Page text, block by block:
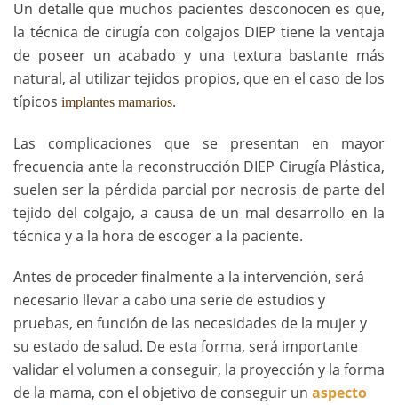
Un detalle que muchos pacientes desconocen es que,
la técnica de cirugía con colgajos DIEP tiene la ventaja
de poseer un acabado y una textura bastante más
natural, al utilizar tejidos propios, que en el caso de los
típicos implantes mamarios.
Las complicaciones que se presentan en mayor
frecuencia ante la reconstrucción DIEP Cirugía Plástica,
suelen ser la pérdida parcial por necrosis de parte del
tejido del colgajo, a causa de un mal desarrollo en la
técnica y a la hora de escoger a la paciente.
Antes de proceder finalmente a la intervención, será
necesario llevar a cabo una serie de estudios y
pruebas, en función de las necesidades de la mujer y
su estado de salud. De esta forma, será importante
validar el volumen a conseguir, la proyección y la forma
de la mama, con el objetivo de conseguir un aspecto